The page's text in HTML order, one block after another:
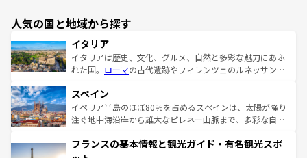
人気の国と地域から探す
イタリア
イタリアは歴史、文化、グルメ、自然と多彩な魅力にあふ
れた国。 ローマの古代遺跡やフィレンツェのルネッサンス
ろん、トスカーナの美しい田園風景やアマルフィ海岸の絶
景など、自然景観も見逃せない。観光の合間には、本場の
ピザやパスタなど、絶品のイタリア料理を堪能することも
ませてくれるイタリアで、忘れられない旅をしてみよう！
なお、新着のイタリア情報は
スペイン
イベリア半島のほぼ80％を占めるスペインは、太陽が降り
注ぐ地中海沿岸から雄大なピレネー山脈まで、多彩な自然
文化が根付くこの国では、情熱的なフラメンコ、熱気あふ
フランスの基本情報と観光ガイド・有名観光スポ